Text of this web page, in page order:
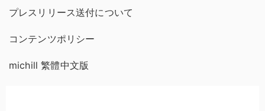
プレスリリース送付について
コンテンツポリシー
michill 繁體中文版